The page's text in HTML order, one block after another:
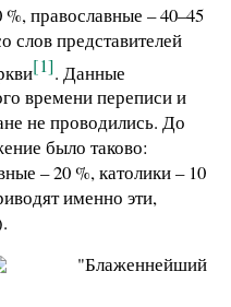
православные – 40–45
слов представителей
[1]. Данные
времени переписи и
не проводились. До
было таково:
– 20 %, католики – 10
именно эти,